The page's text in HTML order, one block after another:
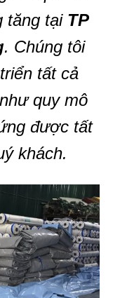
tăng tại TP
. Chúng tôi
tất cả
quy mô
được tất
khách.